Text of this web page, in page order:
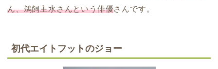
ん、鵜飼主水さんという俳優さんです。
初代エイトフットのジョー